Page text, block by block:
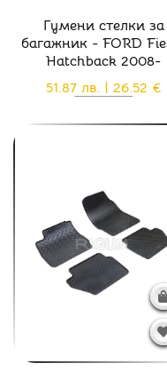
Гумени стелки за
багажник - FORD Fiesta
Hatchback 2008-
51.87 лв. | 26.52 €